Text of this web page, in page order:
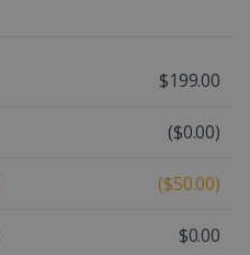
$199.00
($0.00)
($50.00)
$0.00